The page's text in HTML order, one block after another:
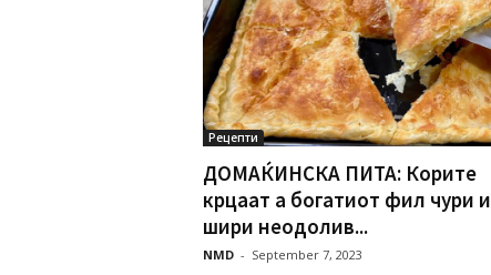
Рецепти
ДОМАЌИНСКА ПИТА: Корите
крцаат а богатиот фил чури и
шири неодолив...
NMD - September 7, 2023